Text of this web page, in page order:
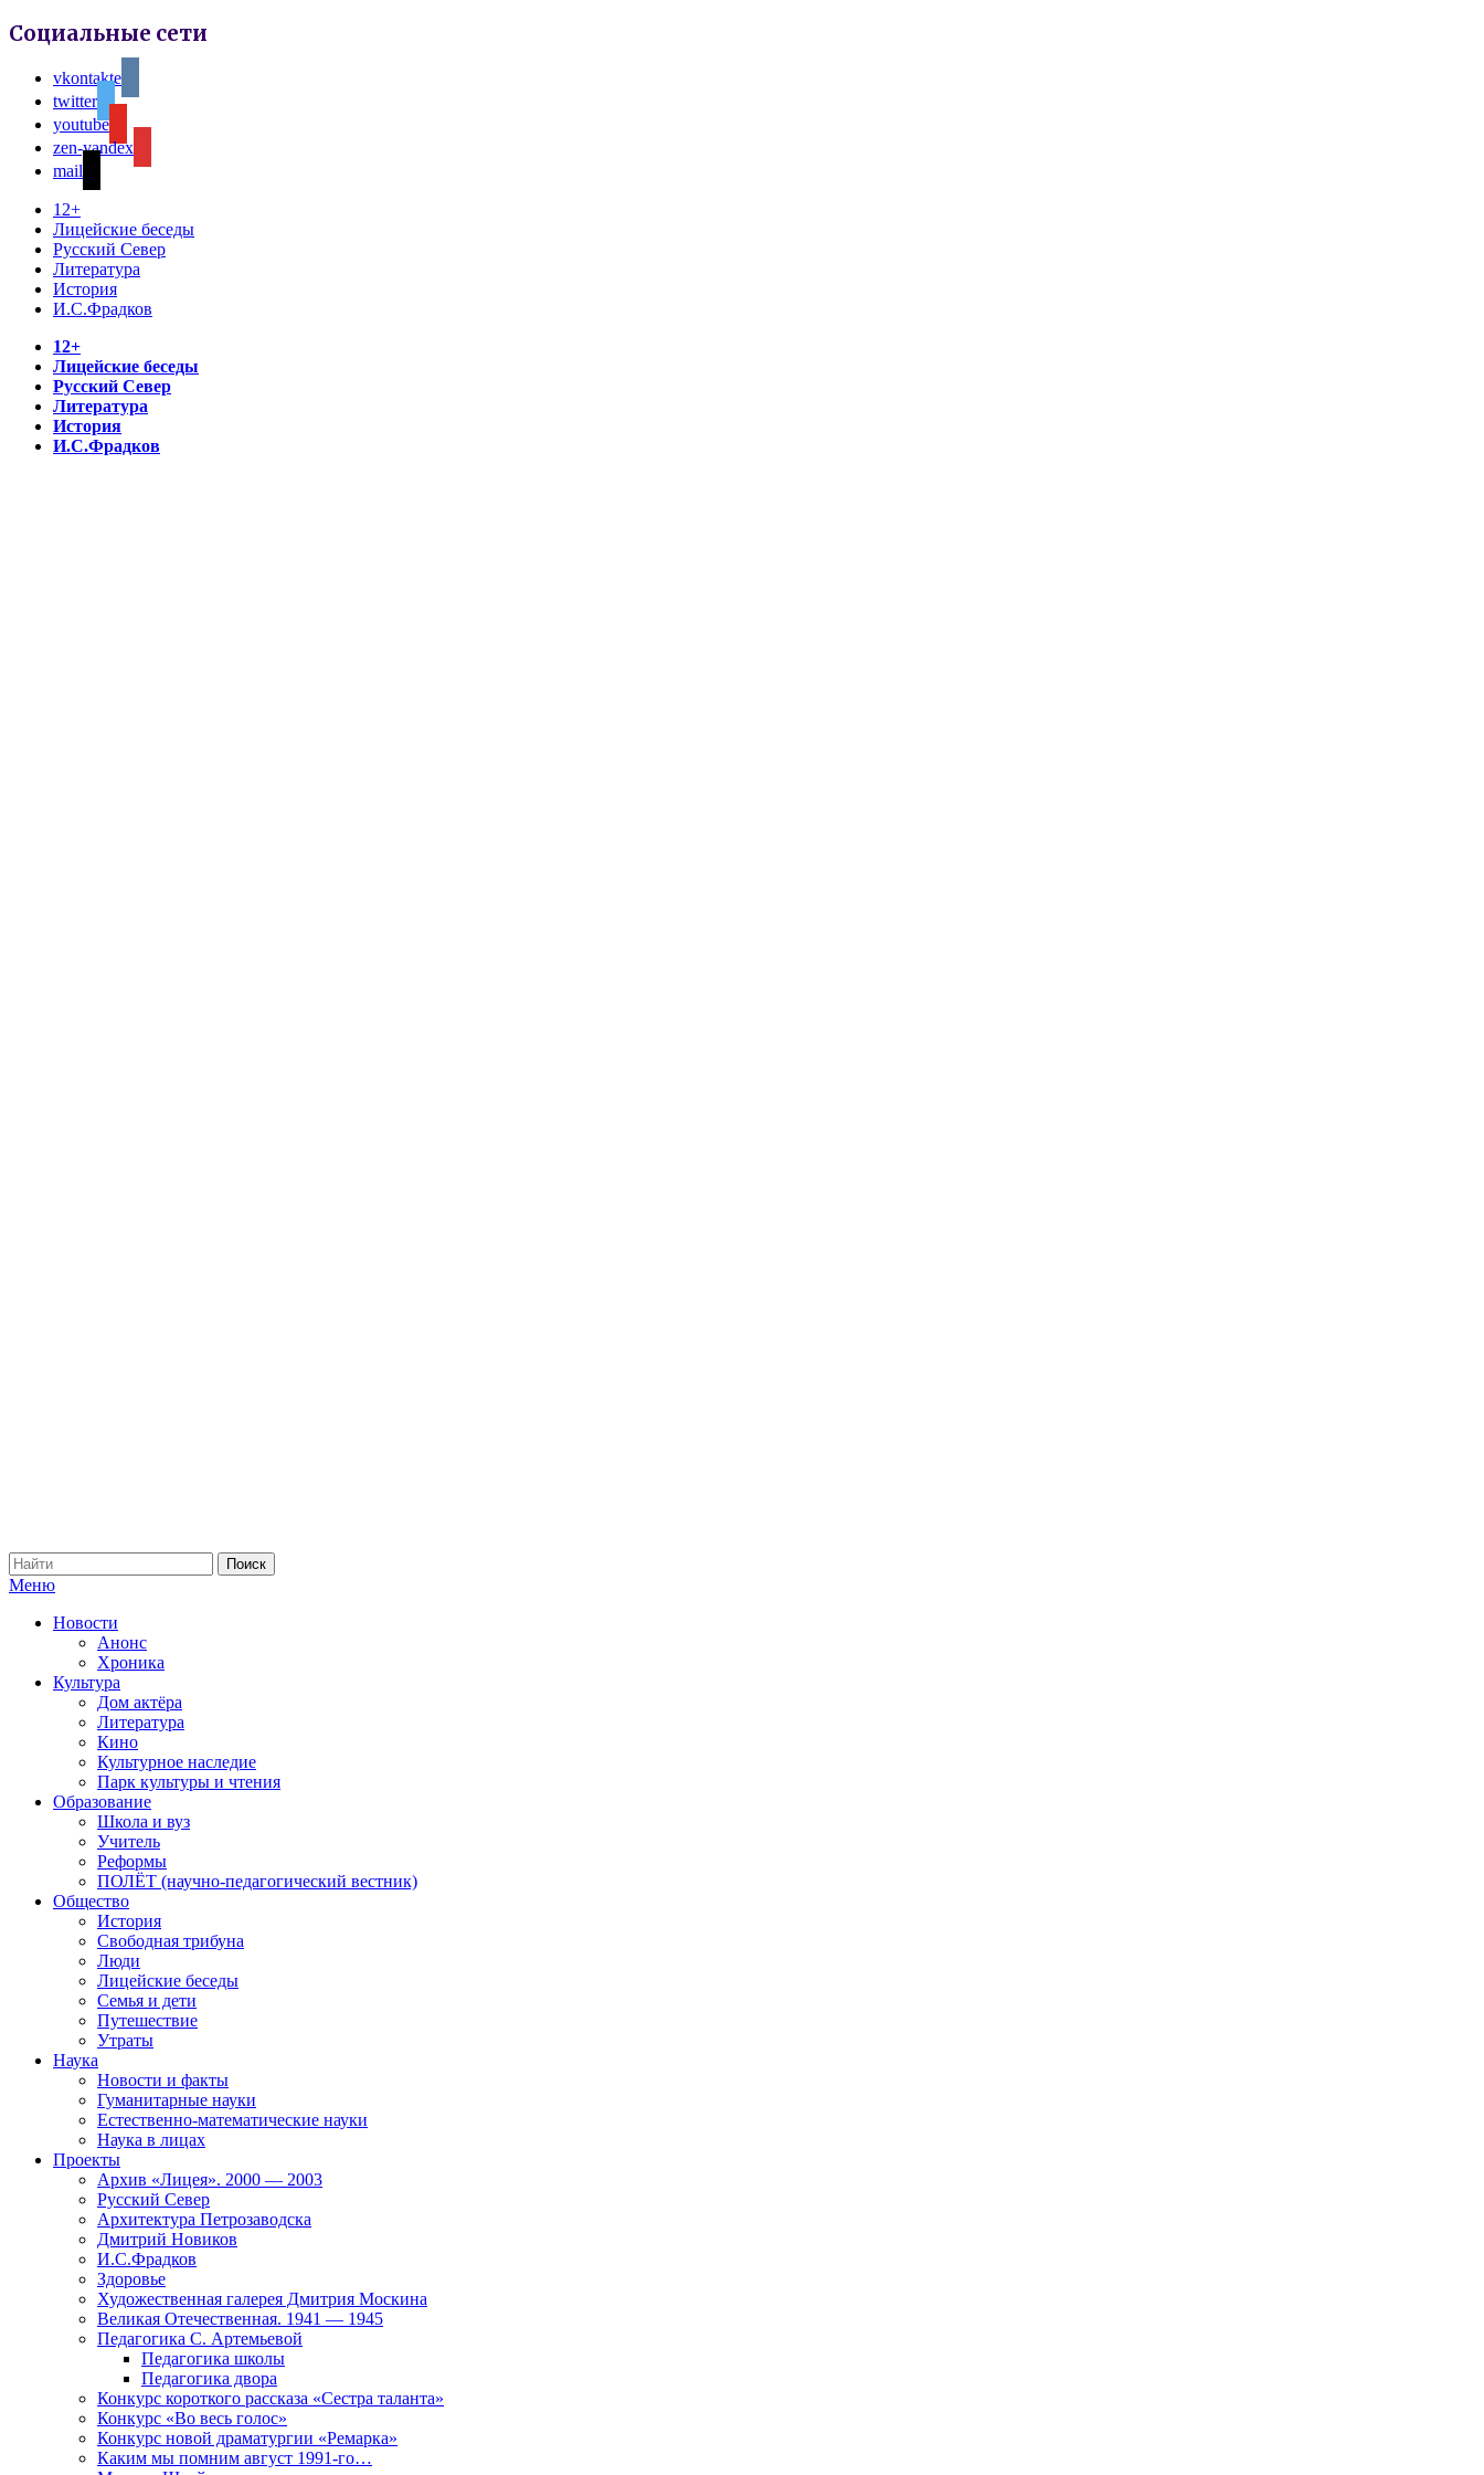
Социальные сети
vkontakte
twitter
youtube
zen-yandex
mail
12+
Лицейские беседы
Русский Север
Литература
История
И.С.Фрадков
12+
Лицейские беседы
Русский Север
Литература
История
И.С.Фрадков
Меню
Новости
Анонс
Хроника
Культура
Дом актёра
Литература
Кино
Культурное наследие
Парк культуры и чтения
Образование
Школа и вуз
Учитель
Реформы
ПОЛЁТ (научно-педагогический вестник)
Общество
История
Свободная трибуна
Люди
Лицейские беседы
Семья и дети
Путешествие
Утраты
Наука
Новости и факты
Гуманитарные науки
Естественно-математические науки
Наука в лицах
Проекты
Архив «Лицея». 2000 — 2003
Русский Север
Архитектура Петрозаводска
Дмитрий Новиков
И.С.Фрадков
Здоровье
Художественная галерея Дмитрия Москина
Великая Отечественная. 1941 — 1945
Педагогика С. Артемьевой
Педагогика школы
Педагогика двора
Конкурс короткого рассказа «Сестра таланта»
Конкурс «Во весь голос»
Конкурс новой драматургии «Ремарка»
Каким мы помним август 1991-го…